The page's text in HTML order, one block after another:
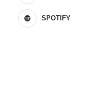
SPOTIFY